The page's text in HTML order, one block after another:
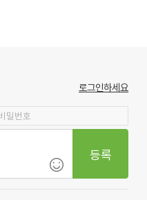
로그인하세요
등록